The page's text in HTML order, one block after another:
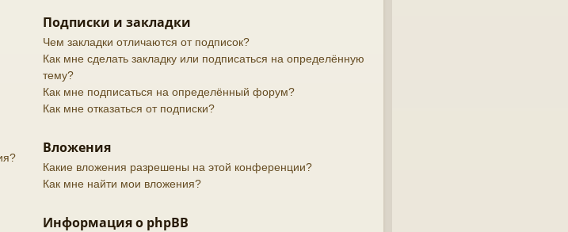
Подписки и закладки
Чем закладки отличаются от подписок?
Как мне сделать закладку или подписаться на определённую
тему?
Как мне подписаться на определённый форум?
Как мне отказаться от подписки?
Вложения
Какие вложения разрешены на этой конференции?
Как мне найти мои вложения?
Информация о phpBB